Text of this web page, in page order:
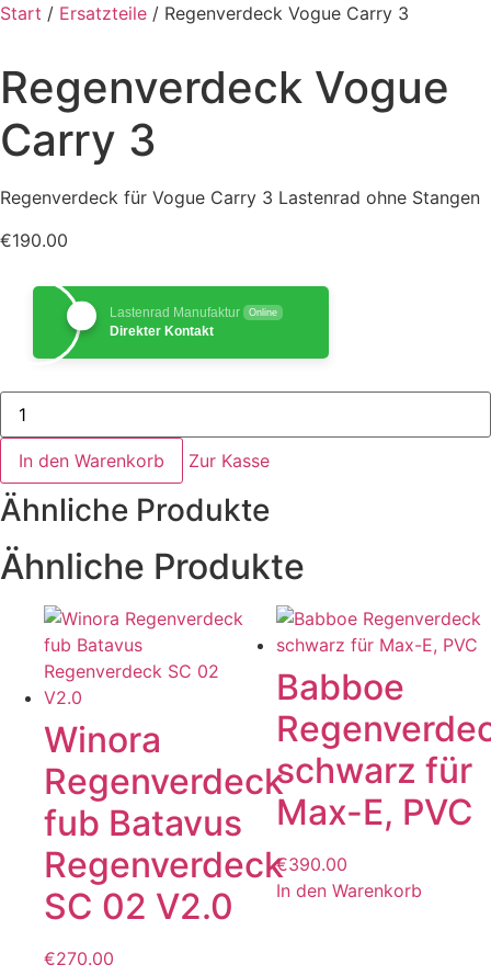
Start / Ersatzteile / Regenverdeck Vogue Carry 3
Regenverdeck Vogue
Carry 3
Regenverdeck für Vogue Carry 3 Lastenrad ohne Stangen
€190.00
Lastenrad Manufaktur Online
Direkter Kontakt
Regenverdeck
Vogue
Carry
Menge
In den Warenkorb Zur Kasse
Ähnliche Produkte
Ähnliche Produkte
Winora
Regenverdeck
fub Batavus
Regenverdeck
SC 02 V2.0
€270.00
Babboe
schwarz für
Max-E, PVC
€390.00
In den Warenkorb